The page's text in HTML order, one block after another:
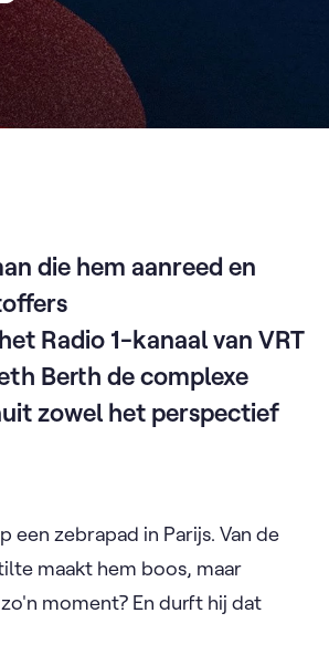
die hem aanreed en
Radio 1-kanaal van VRT
Berth de complexe
zowel het perspectief
zebrapad in Parijs. Van de
maakt hem boos, maar
moment? En durft hij dat